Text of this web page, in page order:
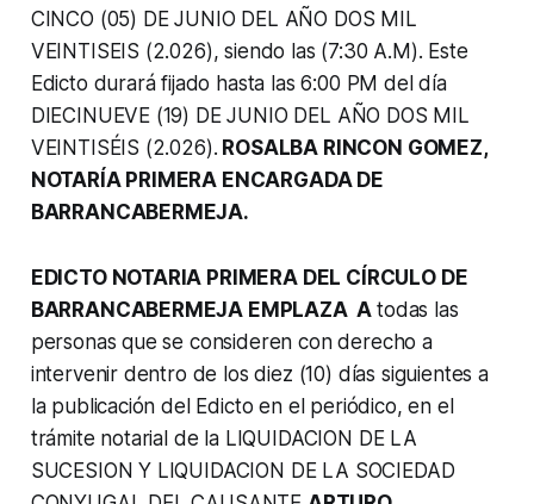
CINCO (05) DE JUNIO DEL AÑO DOS MIL
VEINTISEIS (2.026), siendo las (7:30 A.M). Este
Edicto durará fijado hasta las 6:00 PM del día
DIECINUEVE (19) DE JUNIO DEL AÑO DOS MIL
VEINTISÉIS (2.026). ROSALBA RINCON GOMEZ,
NOTARÍA PRIMERA ENCARGADA DE
BARRANCABERMEJA.
EDICTO NOTARIA PRIMERA DEL CÍRCULO DE
BARRANCABERMEJA EMPLAZA Atodas las
personas que se consideren con derecho a
intervenir dentro de los diez (10) días siguientes a
la publicación del Edicto en el periódico, en el
trámite notarial de la LIQUIDACION DE LA
SUCESION Y LIQUIDACION DE LA SOCIEDAD